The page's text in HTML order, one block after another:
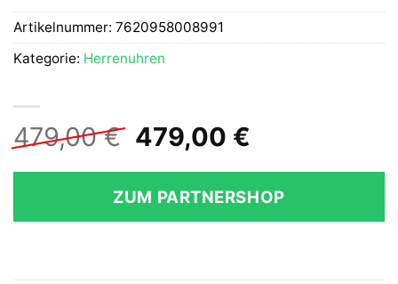
479,00€ Ursprünglicher
Preis
war:
479,00 €
479,00 €
ist:
479,00 €.
ZUM PARTNERSHOP
Artikelnummer: 7620958008991
Kategorie: Herrenuhren